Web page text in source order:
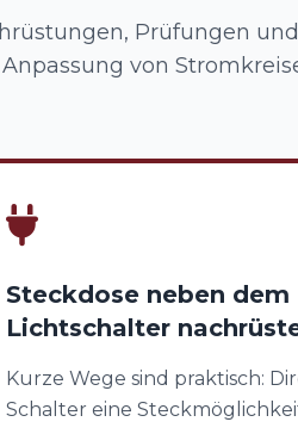
Prüfungen
von
Steckdose neben dem
Lichtschalter
Kurze Wege sind praktisch:
Schalter eine